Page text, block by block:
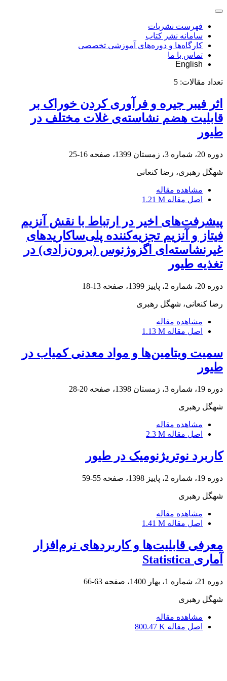
فهرست نشریات
سامانه نشر کتاب
کارگاه‌ها و دوره‌های آموزشی تخصصی
تماس با ما
English
تعداد مقالات: 5
اثر فیبر جیره و فرآوری کردن خوراک بر
قابلیت هضم نشاسته‌ی غلات مختلف در
طیور
دوره 20، شماره 3، زمستان 1399، صفحه 16-25
شهگل رهبری، رضا کنعانی
مشاهده مقاله
اصل مقاله 1.21 M
پیشرفت‌های اخیر در ارتباط با نقش آنزیم
فیتاز و آنزیم تجزیه‌کننده پلی‌ساکاریدهای
غیرنشاسته‌ای اگزوژنوس (برون‌زادی) در
تغذیه طیور
دوره 20، شماره 2، پاییز 1399، صفحه 13-18
رضا کنعانی، شهگل رهبری
مشاهده مقاله
اصل مقاله 1.13 M
سمیت ویتامین‌ها و مواد معدنی کمیاب در
طیور
دوره 19، شماره 3، زمستان 1398، صفحه 20-28
شهگل رهبری
مشاهده مقاله
اصل مقاله 2.3 M
کاربرد نوتریژنومیک در طیور
دوره 19، شماره 2، پاییز 1398، صفحه 55-59
شهگل رهبری
مشاهده مقاله
اصل مقاله 1.41 M
معرفی قابلیت‌ها و کاربردهای نرم‌افزار
آماری Statistica
دوره 21، شماره 1، بهار 1400، صفحه 63-66
شهگل رهبری
مشاهده مقاله
اصل مقاله 800.47 K